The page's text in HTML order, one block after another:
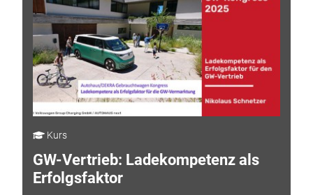
Kurs
GW-Vertrieb: Ladekompetenz als
Erfolgsfaktor